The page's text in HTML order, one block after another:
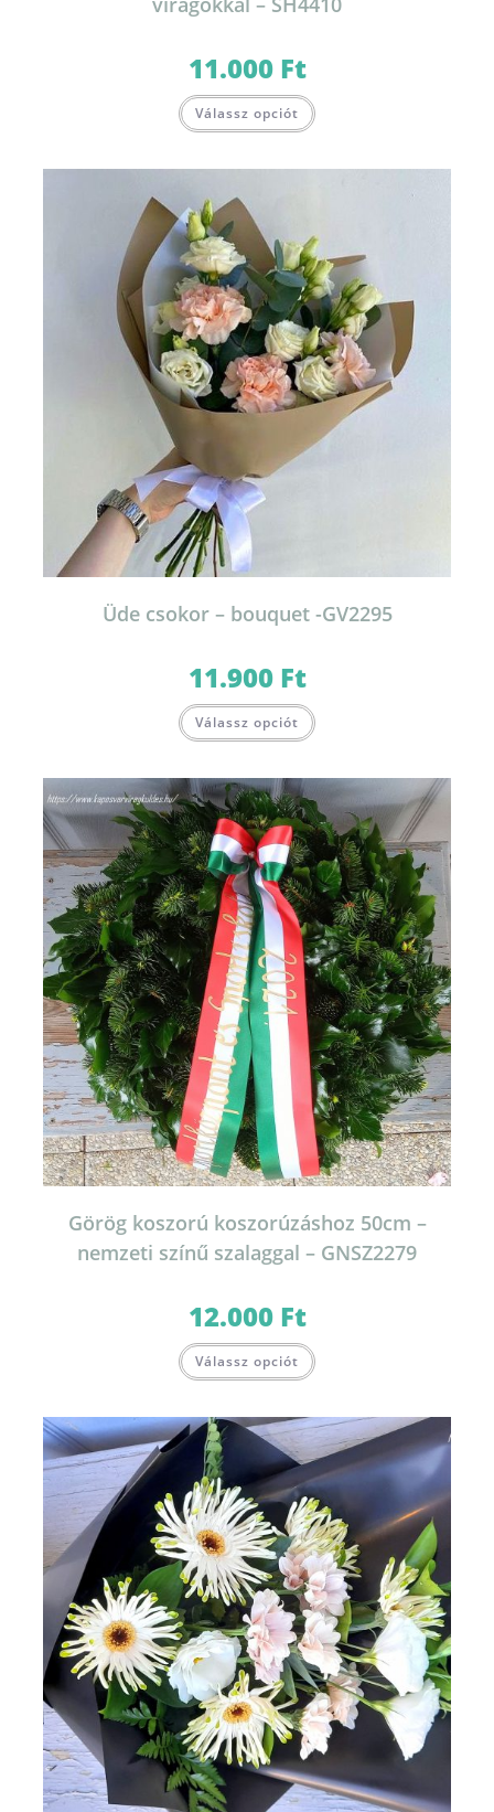
11.000 Ft
Válassz opciót
Üde csokor – bouquet -GV2295
11.900 Ft
Válassz opciót
Görög koszorú koszorúzáshoz 50cm –
nemzeti színű szalaggal – GNSZ2279
12.000 Ft
Válassz opciót